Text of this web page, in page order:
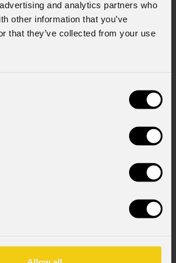
and analytics partners who
other information that you’ve
that they’ve collected from your use
del celebre festival brasiliano Rock in Rio ,
Rock . In quattro giornate all'insegna di
decine di artisti internazionali
31